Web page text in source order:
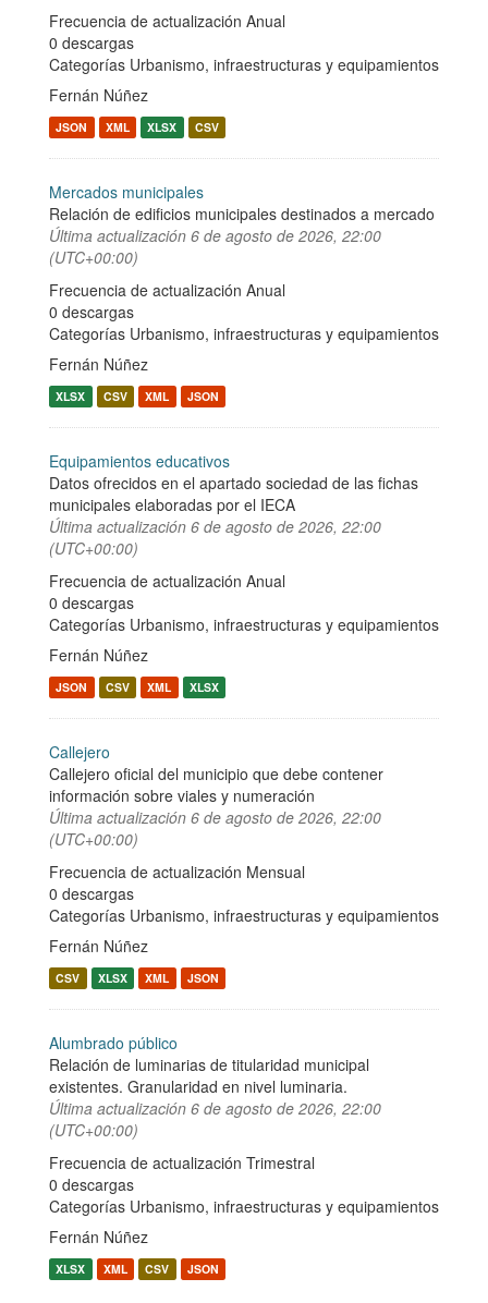
Frecuencia de actualización Anual
0 descargas
Categorías Urbanismo, infraestructuras y equipamientos
Fernán Núñez
JSON XML XLSX CSV
Mercados municipales
Relación de edificios municipales destinados a mercado
Última actualización 6 de agosto de 2026, 22:00
(UTC+00:00)
Frecuencia de actualización Anual
0 descargas
Categorías Urbanismo, infraestructuras y equipamientos
Fernán Núñez
XLSX CSV XML JSON
Equipamientos educativos
Datos ofrecidos en el apartado sociedad de las fichas
municipales elaboradas por el IECA
Última actualización 6 de agosto de 2026, 22:00
(UTC+00:00)
Frecuencia de actualización Anual
0 descargas
Categorías Urbanismo, infraestructuras y equipamientos
Fernán Núñez
JSON CSV XML XLSX
Callejero
Callejero oficial del municipio que debe contener
información sobre viales y numeración
Última actualización 6 de agosto de 2026, 22:00
(UTC+00:00)
Frecuencia de actualización Mensual
0 descargas
Categorías Urbanismo, infraestructuras y equipamientos
Fernán Núñez
CSV XLSX XML JSON
Alumbrado público
Relación de luminarias de titularidad municipal
existentes. Granularidad en nivel luminaria.
Última actualización 6 de agosto de 2026, 22:00
(UTC+00:00)
Frecuencia de actualización Trimestral
0 descargas
Categorías Urbanismo, infraestructuras y equipamientos
Fernán Núñez
XLSX XML CSV JSON